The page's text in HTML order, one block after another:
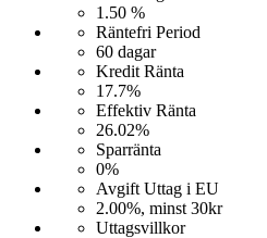
1.50 %
Räntefri Period
60 dagar
Kredit Ränta
17.7%
Effektiv Ränta
26.02%
Sparränta
0%
Avgift Uttag i EU
2.00%, minst 30kr
Uttagsvillkor